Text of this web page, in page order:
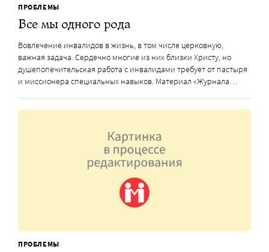
ПРОБЛЕМЫ
Все мы одного рода
Вовлечение инвалидов в жизнь, в том числе церковную,
важная задача. Сердечно многие из них близки Христу, но
душепопечительская работа с инвалидами требует от пастыря
и миссионера специальных навыков. Материал «Журнала…
ПРОБЛЕМЫ